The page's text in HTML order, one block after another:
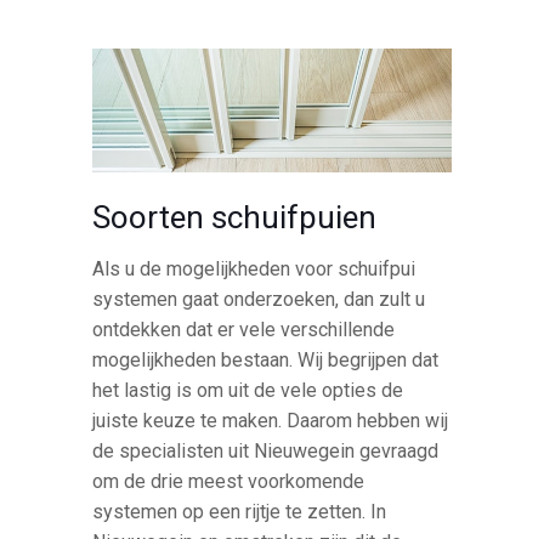
Soorten schuifpuien
Als u de mogelijkheden voor schuifpui
systemen gaat onderzoeken, dan zult u
ontdekken dat er vele verschillende
mogelijkheden bestaan. Wij begrijpen dat
het lastig is om uit de vele opties de
juiste keuze te maken. Daarom hebben wij
de specialisten uit Nieuwegein gevraagd
om de drie meest voorkomende
systemen op een rijtje te zetten. In